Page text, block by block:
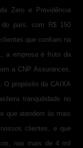
Zero e Previdência
do país, com R$ 150
que confiam na
a empresa é fruto da
a CNP Assurances,
O propósito da CAIXA
tranquilidade no
que atendem às mais
clientes, e que
nas mais de 4 mil